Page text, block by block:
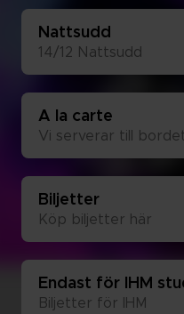
Natt­sudd
14/12 Natt­sudd
A la car­te
Vi ser­ve­rar till
Bil­jet­ter
Köp bil­jet­ter här
En­dast för IHM
Bil­jet­ter för IHM